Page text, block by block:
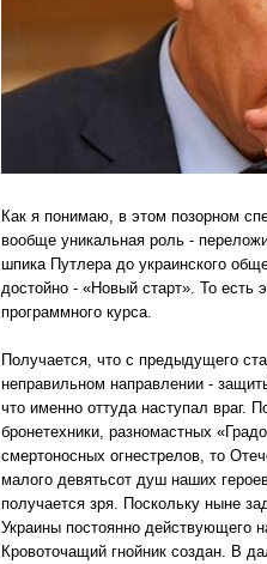
Как я понимаю, в этом позорном
вообще уникальная роль -
шпика Путлера до украинского
достойно - «Новый старт». То есть
программного курса.
Получается, что с предыдущего
неправильном направлении -
что именно оттуда наступал враг.
бронетехники, разномастных
смертоносных огнестрелов, то
малого девятьсот душ наших
получается зря. Поскольку ныне
Украины постоянно действующего
Кровоточащий гнойник создан. В